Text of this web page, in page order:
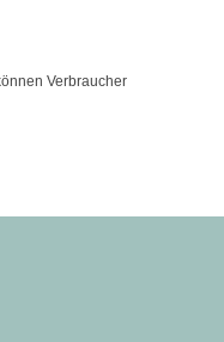
Verbraucher